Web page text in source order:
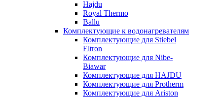
Hajdu
Royal Thermo
Ballu
Комплектующие к водонагревателям
Комплектующие для Stiebel
Eltron
Комплектующие для Nibe-
Biawar
Комплектующие для HAJDU
Комплектующие для Protherm
Комплектующие для Ariston